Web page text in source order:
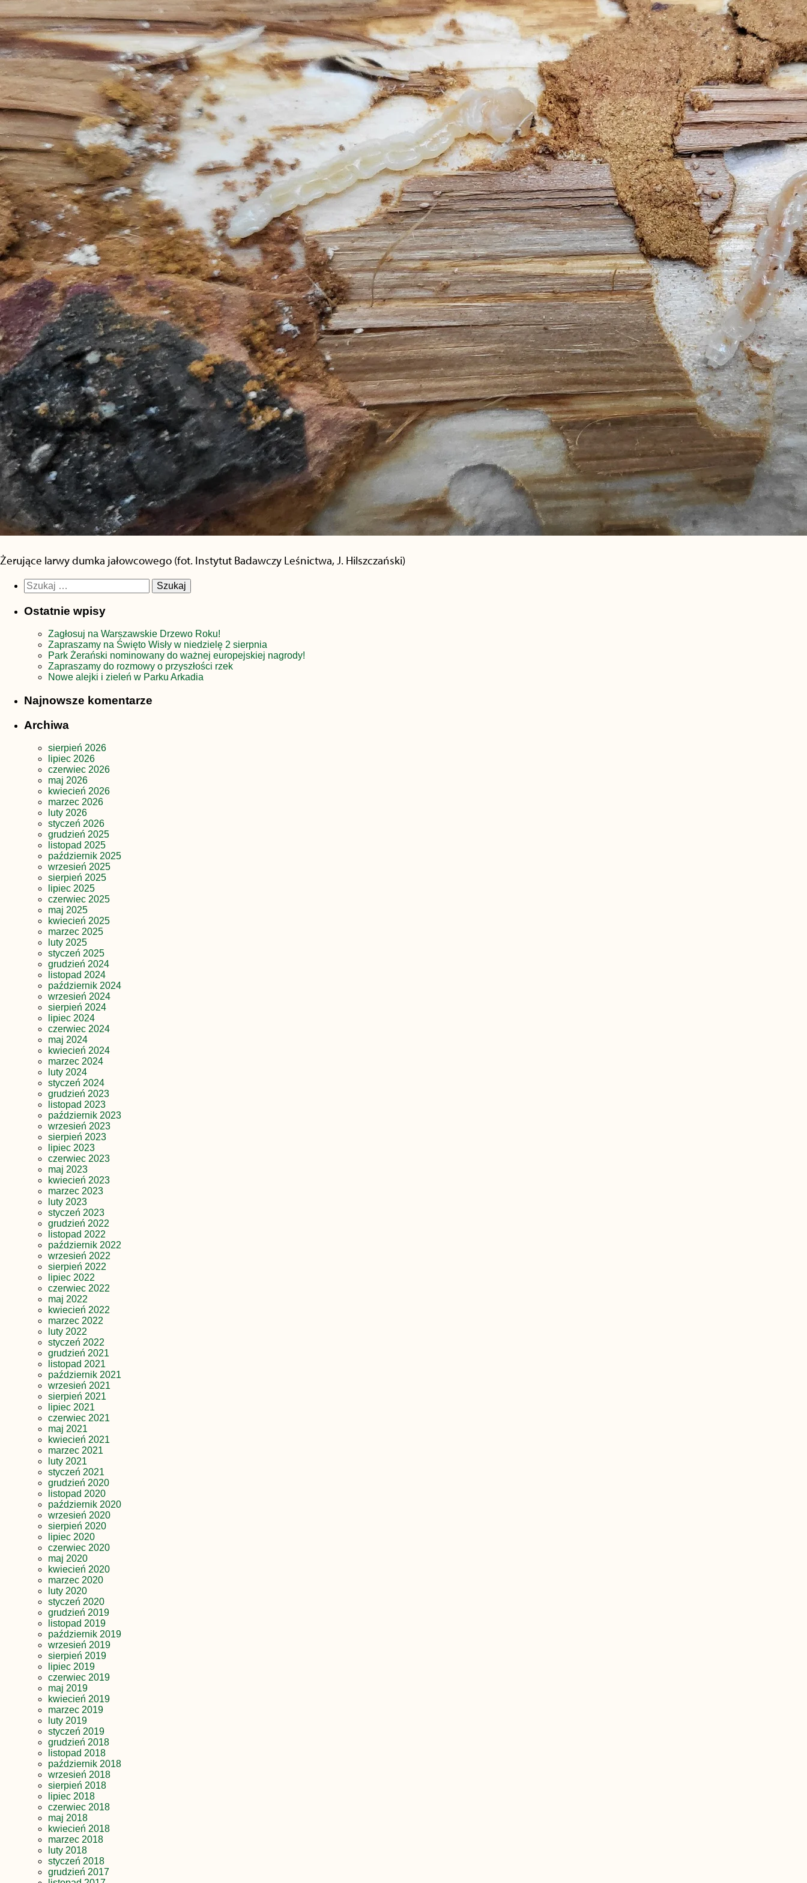
Żerujące larwy dumka jałowcowego (fot. Instytut Badawczy Leśnictwa, J. Hilszczański)
Szukaj:
Ostatnie wpisy
Zagłosuj na Warszawskie Drzewo Roku!
Zapraszamy na Święto Wisły w niedzielę 2 sierpnia
Park Żerański nominowany do ważnej europejskiej nagrody!
Zapraszamy do rozmowy o przyszłości rzek
Nowe alejki i zieleń w Parku Arkadia
Najnowsze komentarze
Archiwa
sierpień 2026
lipiec 2026
czerwiec 2026
maj 2026
kwiecień 2026
marzec 2026
luty 2026
styczeń 2026
grudzień 2025
listopad 2025
październik 2025
wrzesień 2025
sierpień 2025
lipiec 2025
czerwiec 2025
maj 2025
kwiecień 2025
marzec 2025
luty 2025
styczeń 2025
grudzień 2024
listopad 2024
październik 2024
wrzesień 2024
sierpień 2024
lipiec 2024
czerwiec 2024
maj 2024
kwiecień 2024
marzec 2024
luty 2024
styczeń 2024
grudzień 2023
listopad 2023
październik 2023
wrzesień 2023
sierpień 2023
lipiec 2023
czerwiec 2023
maj 2023
kwiecień 2023
marzec 2023
luty 2023
styczeń 2023
grudzień 2022
listopad 2022
październik 2022
wrzesień 2022
sierpień 2022
lipiec 2022
czerwiec 2022
maj 2022
kwiecień 2022
marzec 2022
luty 2022
styczeń 2022
grudzień 2021
listopad 2021
październik 2021
wrzesień 2021
sierpień 2021
lipiec 2021
czerwiec 2021
maj 2021
kwiecień 2021
marzec 2021
luty 2021
styczeń 2021
grudzień 2020
listopad 2020
październik 2020
wrzesień 2020
sierpień 2020
lipiec 2020
czerwiec 2020
maj 2020
kwiecień 2020
marzec 2020
luty 2020
styczeń 2020
grudzień 2019
listopad 2019
październik 2019
wrzesień 2019
sierpień 2019
lipiec 2019
czerwiec 2019
maj 2019
kwiecień 2019
marzec 2019
luty 2019
styczeń 2019
grudzień 2018
listopad 2018
październik 2018
wrzesień 2018
sierpień 2018
lipiec 2018
czerwiec 2018
maj 2018
kwiecień 2018
marzec 2018
luty 2018
styczeń 2018
grudzień 2017